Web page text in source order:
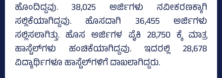
ಹೊಂದಿದ್ದವು. 38,025 ಅರ್ಜಿಗಳು ನವೀಕರಣಕ್ಕಾಗಿ
ಸಲ್ಲಿಕೆಯಾಗಿದ್ದವು. ಹೊಸದಾಗಿ 36,455 ಅರ್ಜಿಗಳು
ಸಲ್ಲಿಸಲಾಗಿತ್ತು. ಹೊಸ ಅರ್ಜಿಗಳ ಪೈಕಿ 28,750 ಕ್ಕೆ ಮಾತ್ರ
ಹಾಸ್ಟೆಲ್‌ಗಳು ಹಂಚಿಕೆಯಾಗಿದ್ದವು. ಇದರಲ್ಲಿ 28,678
ವಿದ್ಯಾರ್ಥಿಗಳೂ ಹಾಸ್ಟೆಲ್‌ಗಳಿಗೆ ದಾಖಲಾಗಿದ್ದರು.